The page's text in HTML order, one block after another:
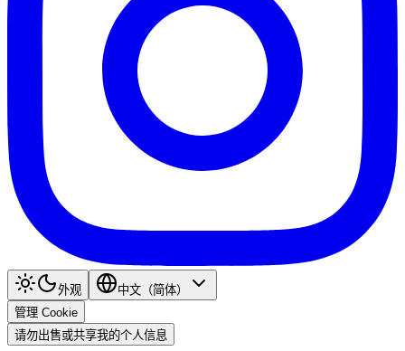
外观
中文（简体）
管理 Cookie
请勿出售或共享我的个人信息